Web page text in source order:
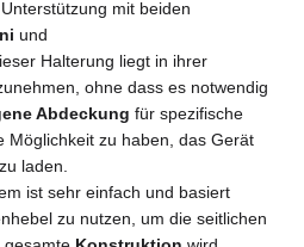
mit beiden
und
Halterung liegt in ihrer
ohne dass es notwendig
Abdeckung für spezifische
Möglichkeit zu haben, das Gerät
laden.
ist sehr einfach und basiert
zu nutzen, um die seitlichen